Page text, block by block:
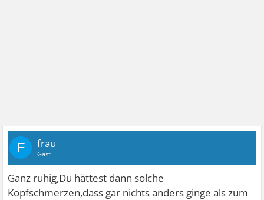
F frau
Gast
Ganz ruhig,Du hättest dann solche
Kopfschmerzen,dass gar nichts anders ginge als zum